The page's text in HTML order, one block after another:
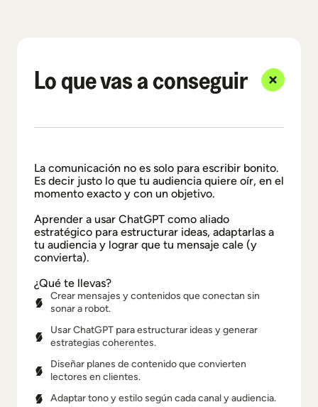
Lo que vas a conseguir
La comunicación no es solo para escribir bonito.
Es decir justo lo que tu audiencia quiere oír, en el
momento exacto y con un objetivo.
Aprender a usar ChatGPT como aliado
estratégico para estructurar ideas, adaptarlas a
tu audiencia y lograr que tu mensaje cale (y
convierta).
¿Qué te llevas?
Crear mensajes y contenidos que conectan sin
sonar a robot.
Usar ChatGPT para estructurar ideas y generar
estrategias coherentes.
Diseñar planes de contenido que convierten
lectores en clientes.
Adaptar tono y estilo según cada canal y audiencia.